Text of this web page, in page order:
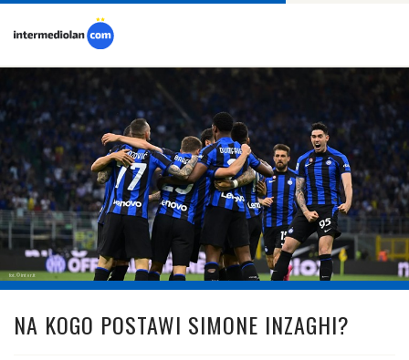
fot. © inter.it
NA KOGO POSTAWI SIMONE INZAGHI?